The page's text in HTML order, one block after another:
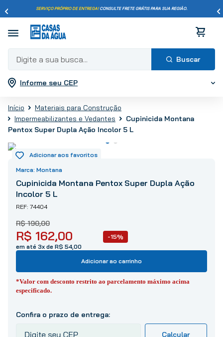
SERVIÇO PRÓPRIO DE ENTREGA!CONSULTE FRETE GRÁTIS PARA SUA REGIÃO.
Digite a sua busca...
Informe seu CEP
Materiais para Construção
Impermeabilizantes e Vedantes
Cupinicida Montana
Pentox Super Dupla Ação Incolor 5 L
Montana
Cupinicida Montana Pentox Super Dupla Ação
Incolor 5 L
74404
R$ 162,00
R$ 190,00
-15%
em até 3x de R$ 54,00
Adicionar ao carrinho
*Valor com desconto restrito ao parcelamento máximo acima
especificado.
Termos mais buscados
porcelanato
3º
piso
5
º
vaso sanitário
6º
chuveiro
7º
cimento
8º
torneira
10º tinta